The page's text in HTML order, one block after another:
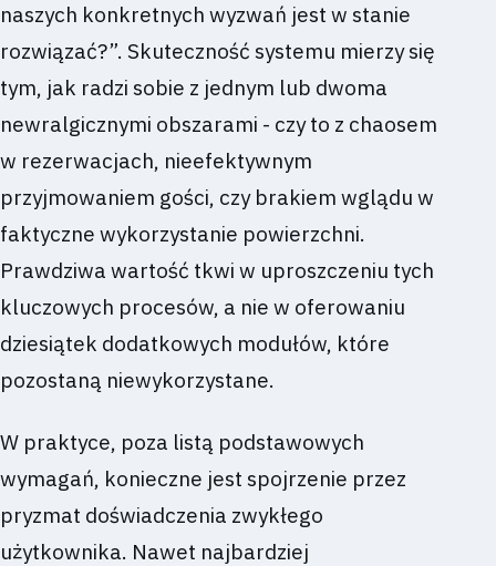
naszych konkretnych wyzwań jest w stanie
rozwiązać?”. Skuteczność systemu mierzy się
tym, jak radzi sobie z jednym lub dwoma
newralgicznymi obszarami - czy to z chaosem
w rezerwacjach, nieefektywnym
przyjmowaniem gości, czy brakiem wglądu w
faktyczne wykorzystanie powierzchni.
Prawdziwa wartość tkwi w uproszczeniu tych
kluczowych procesów, a nie w oferowaniu
dziesiątek dodatkowych modułów, które
pozostaną niewykorzystane.
W praktyce, poza listą podstawowych
wymagań, konieczne jest spojrzenie przez
pryzmat doświadczenia zwykłego
użytkownika. Nawet najbardziej